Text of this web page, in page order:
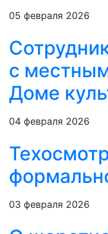
05 февраля 2026
с
Доме
04 февраля 2026
03 февраля 2026